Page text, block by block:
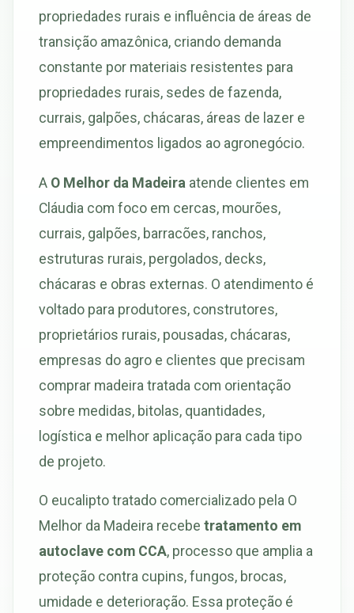
propriedades rurais e influência de áreas de
transição amazônica, criando demanda
constante por materiais resistentes para
propriedades rurais, sedes de fazenda,
currais, galpões, chácaras, áreas de lazer e
empreendimentos ligados ao agronegócio.
A O Melhor da Madeira atende clientes em
Cláudia com foco em cercas, mourões,
currais, galpões, barracões, ranchos,
estruturas rurais, pergolados, decks,
chácaras e obras externas. O atendimento é
voltado para produtores, construtores,
proprietários rurais, pousadas, chácaras,
empresas do agro e clientes que precisam
comprar madeira tratada com orientação
sobre medidas, bitolas, quantidades,
logística e melhor aplicação para cada tipo
de projeto.
O eucalipto tratado comercializado pela O
Melhor da Madeira recebe tratamento em
autoclave com CCA, processo que amplia a
proteção contra cupins, fungos, brocas,
umidade e deterioração. Essa proteção é